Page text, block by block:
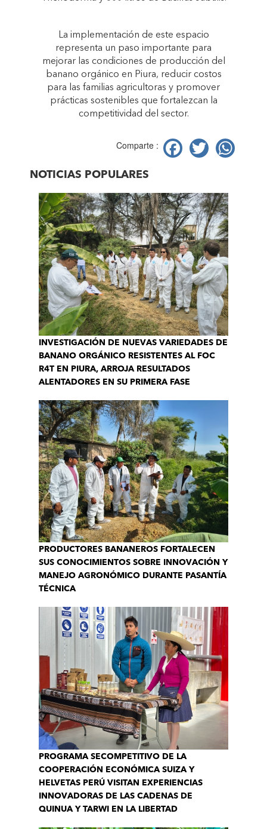
La implementación de este espacio
representa un paso importante para
mejorar las condiciones de producción del
banano orgánico en Piura, reducir costos
para las familias agricultoras y promover
prácticas sostenibles que fortalezcan la
competitividad del sector.
Comparte : Facebook
Twitter
NOTICIAS POPULARES
INVESTIGACIÓN DE NUEVAS VARIEDADES DE
BANANO ORGÁNICO RESISTENTES AL FOC
R4T EN PIURA, ARROJA RESULTADOS
ALENTADORES EN SU PRIMERA FASE
PRODUCTORES BANANEROS FORTALECEN
SUS CONOCIMIENTOS SOBRE INNOVACIÓN Y
MANEJO AGRONÓMICO DURANTE PASANTÍA
TÉCNICA
PROGRAMA SECOMPETITIVO DE LA
COOPERACIÓN ECONÓMICA SUIZA Y
HELVETAS PERÚ VISITAN EXPERIENCIAS
INNOVADORAS DE LAS CADENAS DE
QUINUA Y TARWI EN LA LIBERTAD